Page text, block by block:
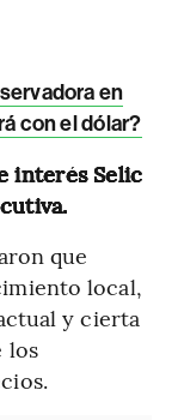
en
con el dólar?
interés Selic
que
local,
y cierta
los